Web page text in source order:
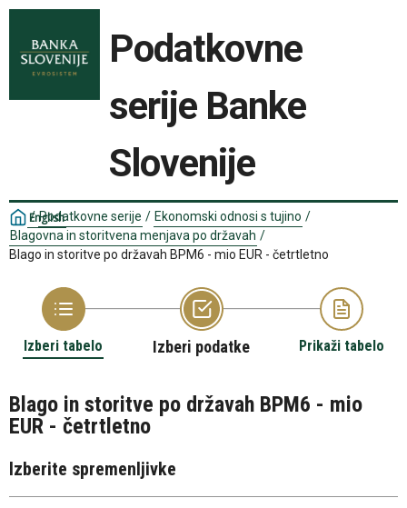
Podatkovne
serije Banke
Slovenije
English
/ Podatkovne serije / Ekonomski odnosi s tujino /
Blagovna in storitvena menjava po državah /
Blago in storitve po državah BPM6 - mio EUR - četrtletno
Izberi tabelo Izberi podatke Prikaži tabelo
Blago in storitve po državah BPM6 - mio
EUR - četrtletno
Izberite spremenljivke